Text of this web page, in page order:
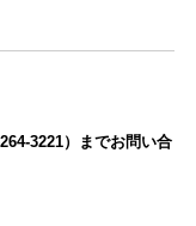
3221）までお問い合